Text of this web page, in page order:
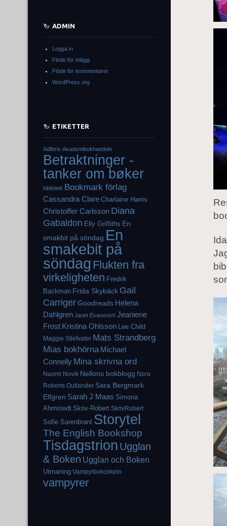
ADMIN
Logga in
Flöde för inlägg
Flöde för kommentarer
WordPress.org
ETIKETTER
Adlibris Akademibokhandeln
Betraktninger -
tanker om bøker
bibliotek Bookmark förlag
Cassandra Clare Charlaine Harris
Christoffer Carlsson Diana
Gabaldon Elly Griffiths En
smakbit på söndag En
smakebit på
söndag Flukten fra
virkeligheten Fredrik
Backman Frida Skybäck Gail
CarrigerGoodreads Helena
Dahlgren Janet Evanovich Jeaniene
Frost Kristina Ohlsson Lee Child
Maggie Stiefvater Mats Strandberg
Mias bokhörna Michael
Connelly Mina skrivna ord
Naomi Novik Nellons bokblogg Nora
Roberts Outlander Sara Bergmark
Elfgren Sarah J Maas Simona
Ahrnstedt Skriv-Robert SkrivRobert
Sofie Sarenbrant Storytel
The English Bookshop
Tisdagstrion Ugglan
& Boken Ugglan och Boken
Utmaning Vampyrbokcirkeln
vampyrer